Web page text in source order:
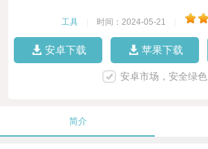
工具 时间：2024-05-21
安卓下载 苹果下载
安卓市场，安全绿色
简介